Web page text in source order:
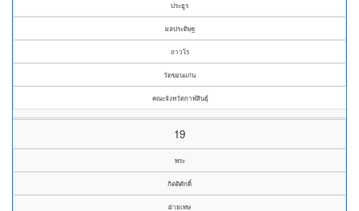
ประยูร
ผลประดิษฐ
ถาวโร
วัดขอนแก่น
คณะจังหวัดกาฬสินธุ์
19
พระ
กิตติศักดิ์
ฝ่ายเทษ